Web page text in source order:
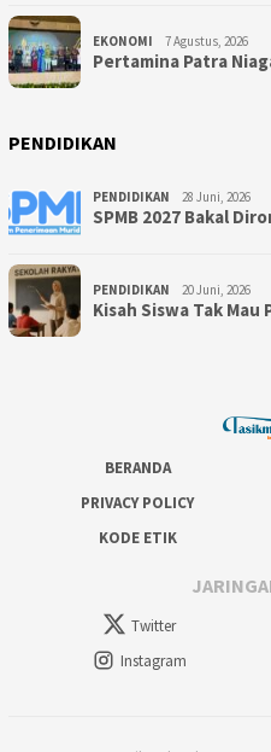
EKONOMI 7 Agustus, 2026
Pertamina Patra
PENDIDIKAN
PENDIDIKAN 28 Juni, 2026
SPMB 2027 Bakal
PENDIDIKAN 20 Juni, 2026
Kisah Siswa Tak
BERANDA
PRIVACY POLICY
KODE ETIK
Twitter
Instagram